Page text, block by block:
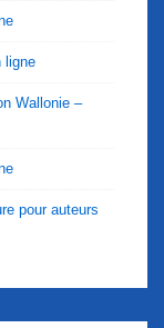
ligne
Wallonie –
pour auteurs